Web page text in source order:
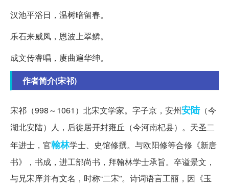
汉池平浴日，温树暗留春。
乐石来威凤，恩波上翠鳞。
成文传睿唱，赓曲遍华绅。
作者简介(宋祁)
宋祁（998～1061）北宋文学家。字子京，安州安陆（今
湖北安陆）人，后徙居开封雍丘（今河南杞县）。天圣二
年进士，官翰林学士、史馆修撰。与欧阳修等合修《新唐
书》，书成，进工部尚书，拜翰林学士承旨。卒谥景文，
与兄宋庠并有文名，时称“二宋”。诗词语言工丽，因《玉